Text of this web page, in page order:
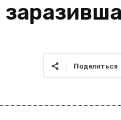
Поделиться